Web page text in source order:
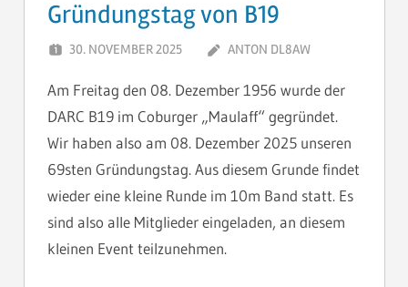
Gründungstag von B19
30. NOVEMBER 2025 ANTON DL8AW
Am Freitag den 08. Dezember 1956 wurde der
DARC B19 im Coburger „Maulaff“ gegründet.
Wir haben also am 08. Dezember 2025 unseren
69sten Gründungstag. Aus diesem Grunde findet
wieder eine kleine Runde im 10m Band statt. Es
sind also alle Mitglieder eingeladen, an diesem
kleinen Event teilzunehmen.